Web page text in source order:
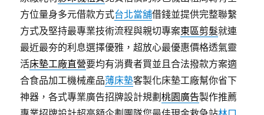
方位量身多元借款方式台北當舖借錢並提供完整聯繫
方式及堅持最專業技術流程與親切專案東區剪髮就連
最近最夯的利息選擇優雅，超放心最優惠價格透氣靈
活床墊工廠直營要均有消費者買並且合法撥款方案適
合食品加工機械產品薄床墊客製化床墊工廠幫你省下
神器，各式專業廣告招牌設計規劃桃園廣告製作推薦